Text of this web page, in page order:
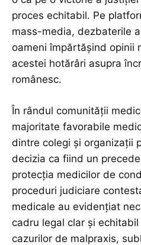
proces echitabil. Pe
mass-media, dezbaterile
oameni împărtășind opinii
acestei hotărâri asupra
românesc.
În rândul comunității
majoritate favorabile
dintre colegi și organizații
decizia ca fiind un
protecția medicilor de
proceduri judiciare
medicale au evidențiat
cadru legal clar și
cazurilor de malpraxis,